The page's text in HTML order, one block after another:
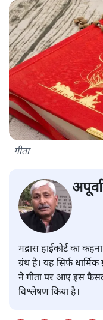
गीता
मद्रास हाईकोर्ट का
ग्रंथ है। यह सिर्फ
ने गीता पर आए इस
विश्लेषण किया है।